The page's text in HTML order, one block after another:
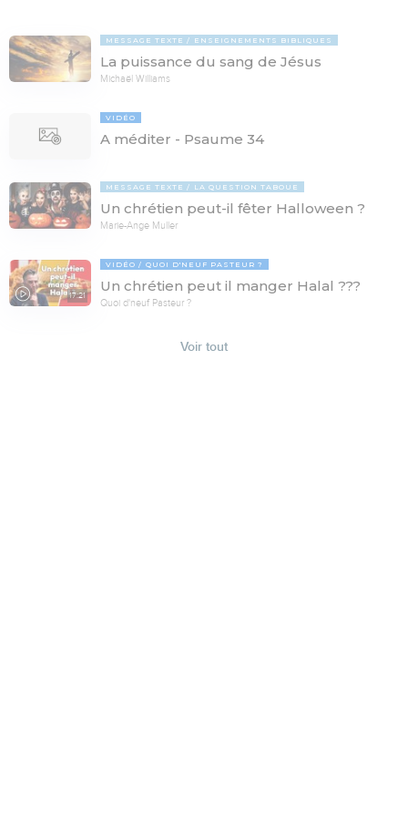
MESSAGE TEXTE ENSEIGNEMENTS BIBLIQUES
La puissance du sang de Jésus
Michaël Williams
VIDÉO
A méditer - Psaume 34
MESSAGE TEXTE LA QUESTION TABOUE
Un chrétien peut-il fêter Halloween ?
Marie-Ange Muller
17:21
VIDÉO QUOI D'NEUF PASTEUR ?
Un chrétien peut il manger Halal ???
Quoi d'neuf Pasteur ?
Voir tout